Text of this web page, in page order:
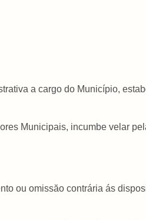
a cargo do Município,
Municipais, incumbe velar
ou omissăo contrária ás